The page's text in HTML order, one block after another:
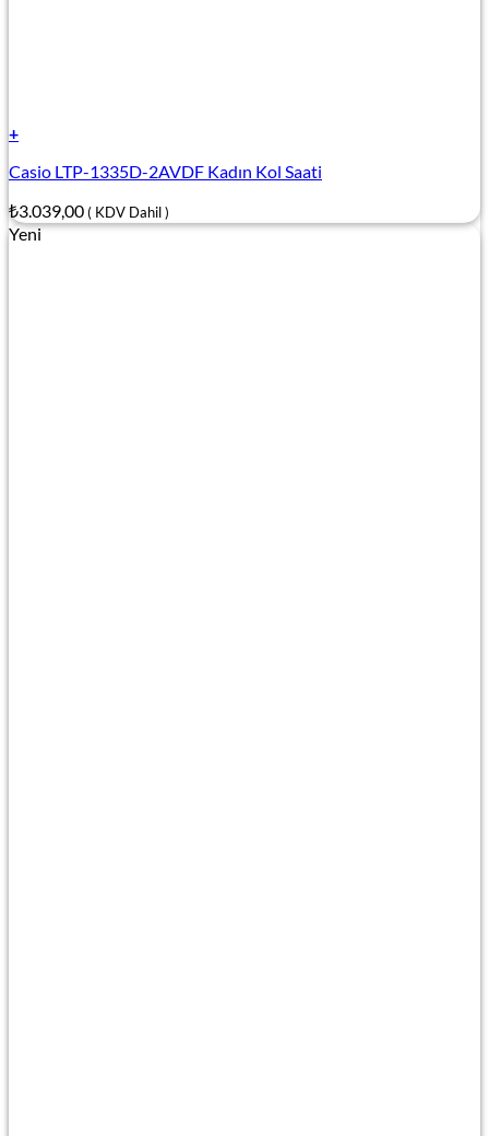
+
Casio LTP-1335D-2AVDF Kadın Kol Saati
₺3.039,00( KDV Dahil )
Yeni